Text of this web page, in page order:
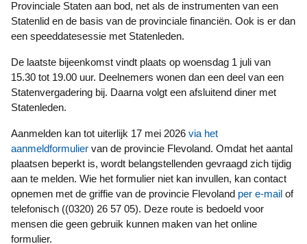
Provinciale Staten aan bod, net als de instrumenten van een
Statenlid en de basis van de provinciale financiën. Ook is er dan
een speeddatesessie met Statenleden.
De laatste bijeenkomst vindt plaats op woensdag 1 juli van
15.30 tot 19.00 uur. Deelnemers wonen dan een deel van een
Statenvergadering bij. Daarna volgt een afsluitend diner met
Statenleden.
Aanmelden kan tot uiterlijk 17 mei 2026 via het
aanmeldformulier van de provincie Flevoland. Omdat het aantal
plaatsen beperkt is, wordt belangstellenden gevraagd zich tijdig
aan te melden. Wie het formulier niet kan invullen, kan contact
opnemen met de griffie van de provincie Flevoland per e-mail of
telefonisch ((0320) 26 57 05). Deze route is bedoeld voor
mensen die geen gebruik kunnen maken van het online
formulier.